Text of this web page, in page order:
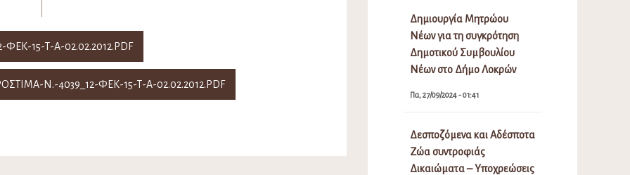
ΦΕΚ-15-Τ-Α-02.02.2012.PDF
Ν.-4039_12-ΦΕΚ-15-Τ-Α-02.02.2012.PDF
Δημιουργία Μητρώου
Νέων για τη συγκρότηση
Δημοτικού Συμβουλίου
Νέων στο Δήμο Λοκρών
Πα, 27/09/2024 - 01:41
Δεσποζόμενα και Αδέσποτα
Ζώα συντροφιάς
Δικαιώματα – Υποχρεώσεις